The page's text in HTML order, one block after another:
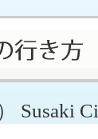
Susaki